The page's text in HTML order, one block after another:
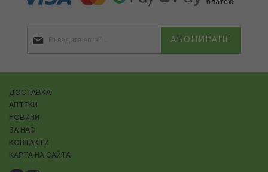
АБОНИРАНЕ
ДОСТАВКА
АПТЕКИ
НОВИНИ
ЗА НАС
КОНТАКТИ
КАРТА НА САЙТА